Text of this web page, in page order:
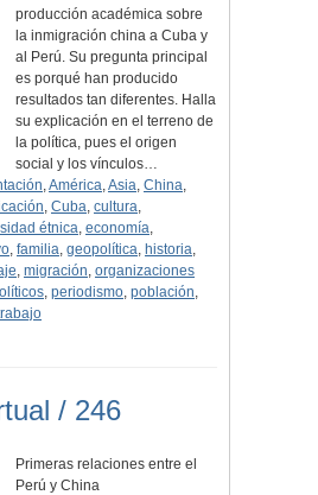
producción académica sobre
la inmigración china a Cuba y
al Perú. Su pregunta principal
es porqué han producido
resultados tan diferentes. Halla
su explicación en el terreno de
la política, pues el origen
social y los vínculos…
,América,Asia, China,
, Cuba, cultura,
étnica, economía,
, familia, geopolítica, historia,
, migración, organizaciones
, periodismo, población,
/ 246
Primeras relaciones entre el
Perú y China